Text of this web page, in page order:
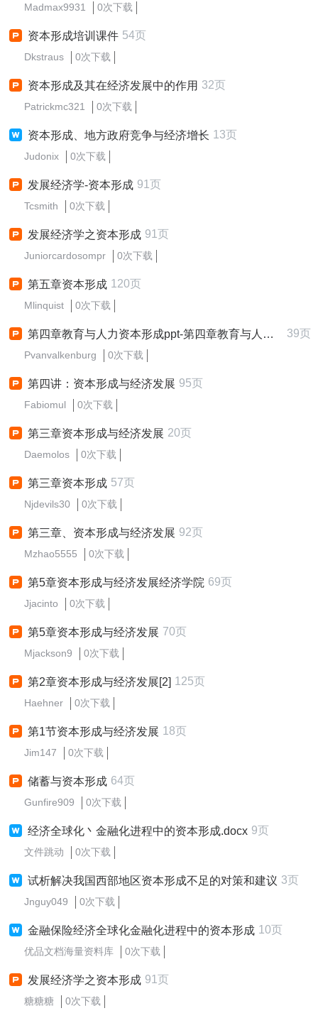
Madmax9931 0次下载
资本形成培训课件 54页
Dkstraus 0次下载
资本形成及其在经济发展中的作用 32页
Patrickmc321 0次下载
资本形成、地方政府竞争与经济增长 13页
Judonix 0次下载
发展经济学-资本形成 91页
Tcsmith 0次下载
发展经济学之资本形成 91页
Juniorcardosompr 0次下载
第五章资本形成 120页
Mlinquist 0次下载
第四章教育与人力资本形成ppt-第四章教育与人力资本形成 39页
Pvanvalkenburg 0次下载
第四讲：资本形成与经济发展 95页
Fabiomul 0次下载
第三章资本形成与经济发展 20页
Daemolos 0次下载
第三章资本形成 57页
Njdevils30 0次下载
第三章、资本形成与经济发展 92页
Mzhao5555 0次下载
第5章资本形成与经济发展经济学院 69页
Jjacinto 0次下载
第5章资本形成与经济发展 70页
Mjackson9 0次下载
第2章资本形成与经济发展[2] 125页
Haehner 0次下载
第1节资本形成与经济发展 18页
Jim147 0次下载
储蓄与资本形成 64页
Gunfire909 0次下载
经济全球化丶金融化进程中的资本形成.docx 9页
文件跳动 0次下载
试析解决我国西部地区资本形成不足的对策和建议 3页
Jnguy049 0次下载
金融保险经济全球化金融化进程中的资本形成 10页
优品文档海量资料库 0次下载
发展经济学之资本形成 91页
糖糖糖 0次下载